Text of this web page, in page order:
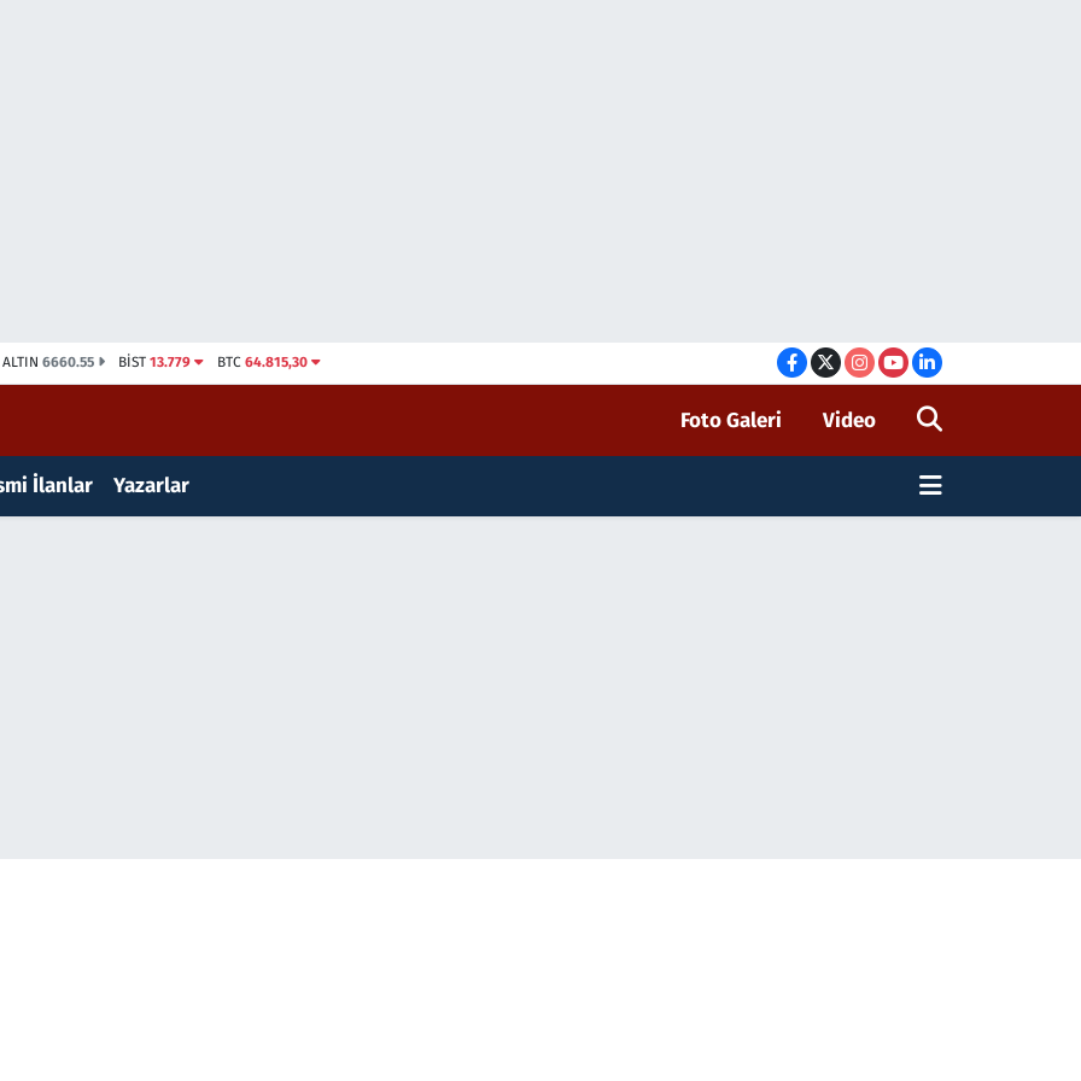
ALTIN 6660.55 BİST13.779 BTC 64.815,30
Foto Galeri Video
İlanlar Yazarlar